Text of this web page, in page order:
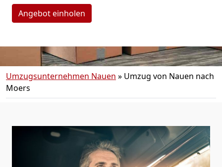
Angebot einholen
Umzugsunternehmen Nauen » Umzug von Nauen nach
Moers